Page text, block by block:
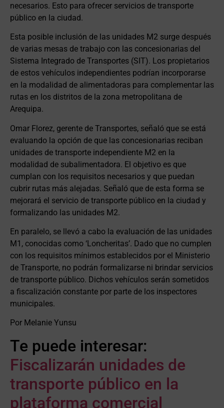
necesarios. Esto para ofrecer servicios de transporte
público en la ciudad.
Esta posible inclusión de las unidades M2 surge después
de varias mesas de trabajo con las concesionarias del
Sistema Integrado de Transportes (SIT). Los propietarios
de estos vehículos independientes podrían incorporarse
en la modalidad de alimentadoras para complementar las
rutas en los distritos de la zona metropolitana de
Arequipa.
Omar Florez, gerente de Transportes, señaló que se está
evaluando la opción de que las concesionarias reciban
unidades de transporte independiente M2 en la
modalidad de subalimentadora. El objetivo es que
cumplan con los requisitos necesarios y que puedan
cubrir rutas más alejadas. Señaló que de esta forma se
mejorará el servicio de transporte público en la ciudad y
formalizando las unidades M2.
En paralelo, se llevó a cabo la evaluación de las unidades
M1, conocidas como ‘Loncheritas’. Dado que no cumplen
con los requisitos mínimos establecidos por el Ministerio
de Transporte, no podrán formalizarse ni brindar servicios
de transporte público. Dichos vehículos serán sometidos
a fiscalización constante por parte de los inspectores
municipales.
Por Melanie Yunsu
Te puede interesar:
Fiscalizarán unidades de
transporte público en la
plataforma comercial